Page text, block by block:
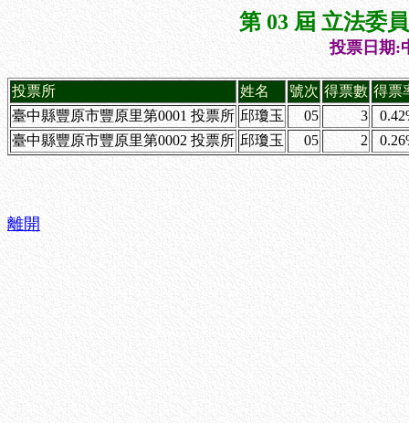
第 03 屆 立法委
投票日期:
投票所 姓名 號次 得票數 得票
臺中縣豐原市豐原里第0001 投票所 邱瓊玉 05 3
臺中縣豐原市豐原里第0002 投票所 邱瓊玉 05 2
離開